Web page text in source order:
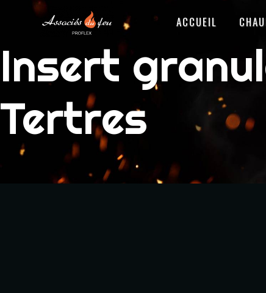
Panneau de gestion des cookies
ACCUEIL
Insert
Tertres